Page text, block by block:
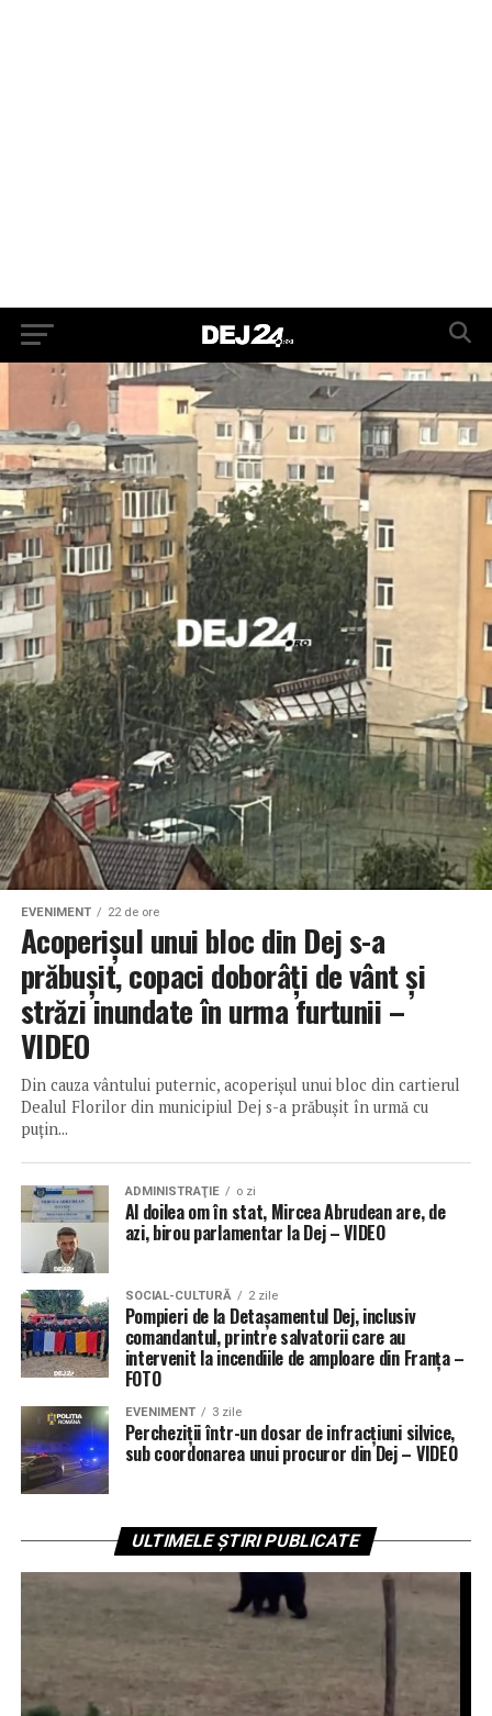
EVENIMENT 22 de ore
Acoperișul unui bloc din Dej s-a
prăbușit, copaci doborâți de vânt și
străzi inundate în urma furtunii –
VIDEO
Din cauza vântului puternic, acoperișul unui bloc din cartierul
Dealul Florilor din municipiul Dej s-a prăbușit în urmă cu
puțin...
ADMINISTRAŢIE o zi
Al doilea om în stat, Mircea Abrudean are, de
azi, birou parlamentar la Dej – VIDEO
SOCIAL-CULTURĂ 2 zile
Pompieri de la Detașamentul Dej, inclusiv
comandantul, printre salvatorii care au
intervenit la incendiile de amploare din Franța –
FOTO
EVENIMENT 3 zile
Percheziții într-un dosar de infracțiuni silvice,
sub coordonarea unui procuror din Dej – VIDEO
ULTIMELE ȘTIRI PUBLICATE